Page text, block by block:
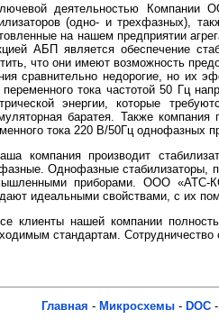
деятельностью Компании
(одно- и трехфазных),
на нашем предприятии
АБП является обеспечение
что они имеют возможность
сравнительно недорогие, но их
переменного тока частотой 50 Гц
энергии, которые
баратея. Также компания
тока 220 В/50Гц однофазных
компания производит
Однофазные стабилизаторы,
приборами. ООО «АТС-
идеальными свойствами, с их
клиенты нашей компании
стандартам.
Главная - Микросхемы - DOC -